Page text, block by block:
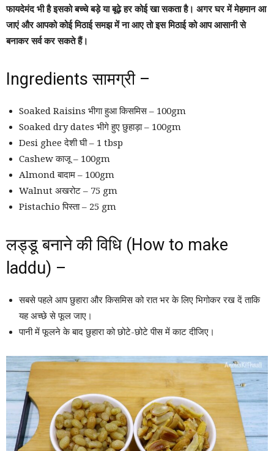
फायदेमंद भी है इसको बच्चे बड़े या बूढ़े हर कोई खा सकता है। अगर घर में मेहमान आ
जाएं और आपको कोई मिठाई समझ में ना आए तो इस मिठाई को आप आसानी से
बनाकर सर्व कर सकते हैं।
Ingredients सामग्री –
Soaked Raisins भीगा हुआ किसमिस – 100gm
Soaked dry dates भीगे हुए छुहाड़ा – 100gm
Desi ghee देशी घी – 1 tbsp
Cashew काजू – 100gm
Almond बादाम – 100gm
Walnut अखरोट – 75 gm
Pistachio पिस्ता – 25 gm
लड्डू बनाने की विधि (How to make
laddu) –
सबसे पहले आप छुहारा और किसमिस को रात भर के लिए भिगोकर रख दें ताकि
यह अच्छे से फूल जाए।
पानी में फूलने के बाद छुहारा को छोटे-छोटे पीस में काट दीजिए।